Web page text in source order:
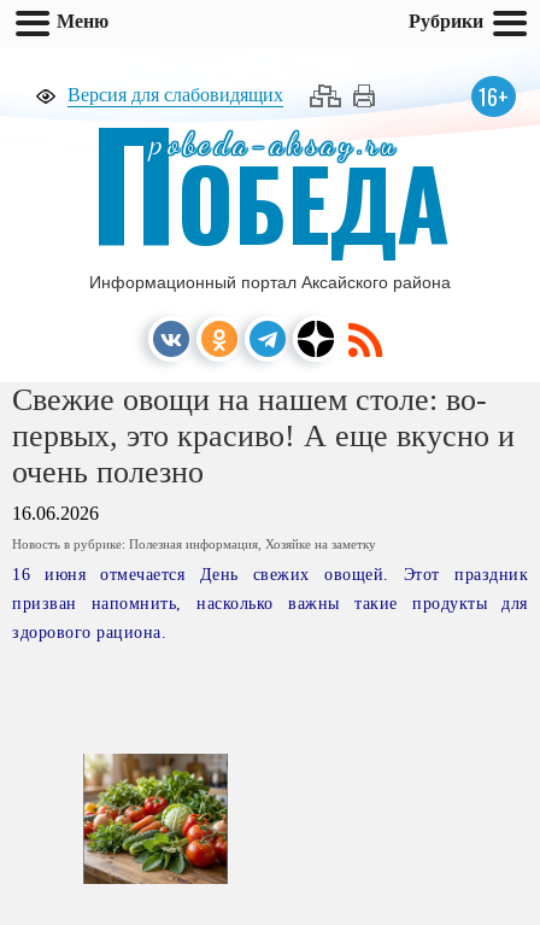
Версия для слабовидящих 16+
pobeda-aksay.ru
ПОБЕДА
Информационный портал Аксайского района
Свежие овощи на нашем столе: во-
первых, это красиво! А еще вкусно и
очень полезно
16.06.2026
Новость в рубрике: Полезная информация Хозяйке на заметку
16 июня отмечается День свежих овощей. Этот праздник
призван напомнить, насколько важны такие продукты для
здорового рациона.
Меню Рубрики